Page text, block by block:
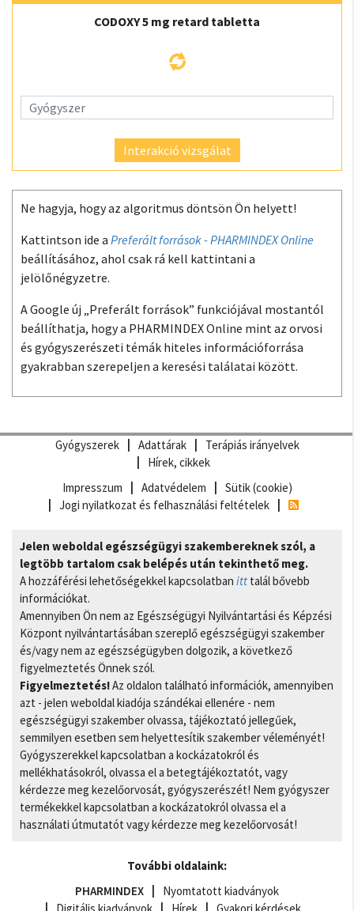
CODOXY 5 mg retard tabletta
Interakció vizsgálat
Ne hagyja, hogy az algoritmus döntsön Ön helyett!
Kattintson ide a Preferált források - PHARMINDEX Online
beállításához, ahol csak rá kell kattintani a
jelölőnégyzetre.
A Google új „Preferált források” funkciójával mostantól
beállíthatja, hogy a PHARMINDEX Online mint az orvosi
és gyógyszerészeti témák hiteles információforrása
gyakrabban szerepeljen a keresési találatai között.
Gyógyszerek Adattárak
Terápiás irányelvek
Hírek, cikkek
Impresszum
Adatvédelem
Sütik (cookie)
Jogi nyilatkozat és felhasználási feltételek
Jelen weboldal egészségügyi szakembereknek szól, a
legtöbb tartalom csak belépés után tekinthető meg.
A hozzáférési lehetőségekkel kapcsolatban itt talál bővebb
információkat.
Amennyiben Ön nem az Egészségügyi Nyilvántartási és Képzési
Központ nyilvántartásában szereplő egészségügyi szakember
és/vagy nem az egészségügyben dolgozik, a következő
figyelmeztetés Önnek szól.
Figyelmeztetés!Az oldalon található információk, amennyiben
azt - jelen weboldal kiadója szándékai ellenére - nem
egészségügyi szakember olvassa, tájékoztató jellegűek,
semmilyen esetben sem helyettesítik szakember véleményét!
Gyógyszerekkel kapcsolatban a kockázatokról és
mellékhatásokról, olvassa el a betegtájékoztatót, vagy
kérdezze meg kezelőorvosát, gyógyszerészét! Nem gyógyszer
termékekkel kapcsolatban a kockázatokról olvassa el a
használati útmutatót vagy kérdezze meg kezelőorvosát!
További oldalaink:
PHARMINDEX
Nyomtatott kiadványok